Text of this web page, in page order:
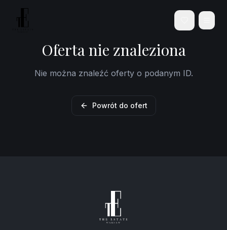
Oferta nie znaleziona
Nie można znaleźć oferty o podanym ID.
Powrót do ofert